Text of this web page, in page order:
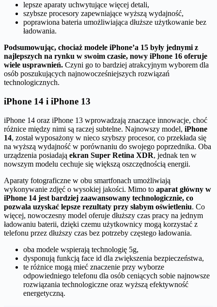
lepsze aparaty uchwytujące więcej detali,
szybsze procesory zapewniające wyższą wydajność,
poprawiona bateria umożliwiająca dłuższe użytkowanie bez
ładowania.
Podsumowując, chociaż modele iPhone’a 15 były jednymi z
najlepszych na rynku w swoim czasie, nowy iPhone 16 oferuje
wiele usprawnień. Czyni go to bardziej atrakcyjnym wyborem dla
osób poszukujących najnowocześniejszych rozwiązań
technologicznych.
iPhone 14 i iPhone 13
iPhone 14 oraz iPhone 13 wprowadzają znaczące innowacje, choć
różnice między nimi są raczej subtelne. Najnowszy model, iPhone
14, został wyposażony w nieco szybszy procesor, co przekłada się
na wyższą wydajność w porównaniu do swojego poprzednika. Oba
urządzenia posiadają ekran Super Retina XDR, jednak ten w
nowszym modelu cechuje się większą oszczędnością energii.
Aparaty fotograficzne w obu smartfonach umożliwiają
wykonywanie zdjęć o wysokiej jakości. Mimo to aparat główny w
iPhone 14 jest bardziej zaawansowany technologicznie, co
pozwala uzyskać lepsze rezultaty przy słabym oświetleniu. Co
więcej, nowoczesny model oferuje dłuższy czas pracy na jednym
ładowaniu baterii, dzięki czemu użytkownicy mogą korzystać z
telefonu przez dłuższy czas bez potrzeby częstego ładowania.
oba modele wspierają technologię 5g,
dysponują funkcją face id dla zwiększenia bezpieczeństwa,
te różnice mogą mieć znaczenie przy wyborze
odpowiedniego telefonu dla osób ceniących sobie najnowsze
rozwiązania technologiczne oraz wyższą efektywność
energetyczną.